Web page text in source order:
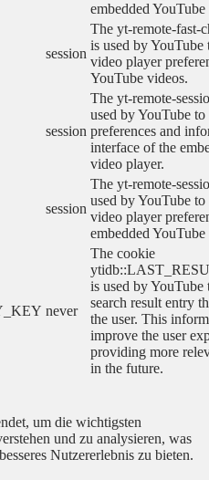
embedded
session
The yt-remote-fast-
is used by YouTube
video player
YouTube videos.
session
The yt-remote-
used by YouTube to
preferences and
interface of the
video player.
session
The yt-remote-
used by YouTube to
video player
embedded
never
The cookie
is used by YouTube
search result entry
the user. This
improve the user
providing more
in the future.
um die wichtigsten
und zu analysieren, was
Nutzererlebnis zu bieten.